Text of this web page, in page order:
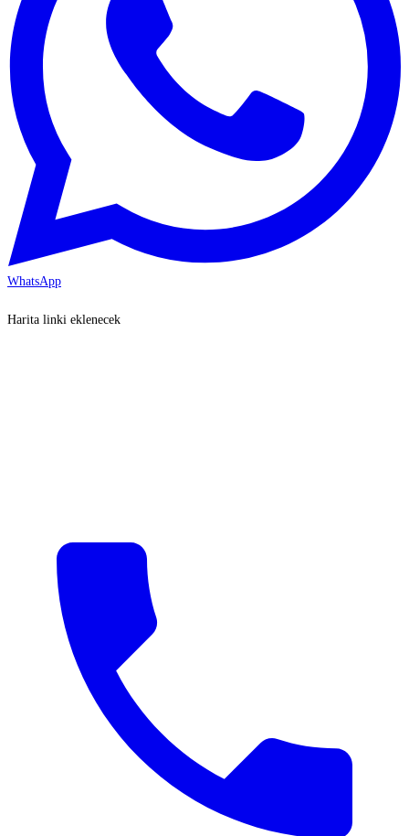
WhatsApp
Harita linki eklenecek